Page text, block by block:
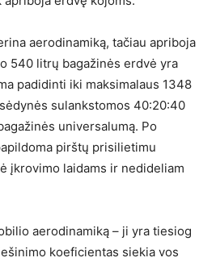
aerodinamiką, tačiau apriboja
540 litrų bagažinės erdvė yra
padidinti iki maksimalaus 1348
sulankstomos 40:20:40
universalumą. Po
pirštų prisilietimu
įkrovimo laidams ir nedideliam
aerodinamiką – ji yra tiesiog
koeficientas siekia vos